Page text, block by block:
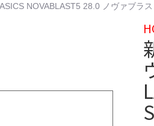
NOVABLAST5 28.0 ノヴァブラ